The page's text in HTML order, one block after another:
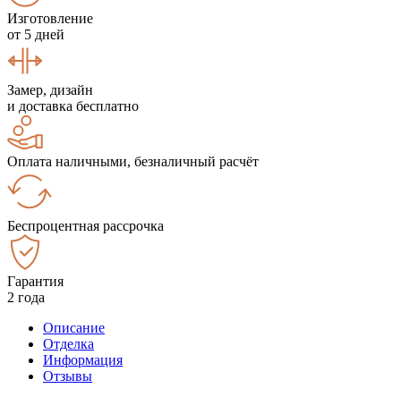
Изготовление
от 5 дней
Замер, дизайн
и доставка бесплатно
Оплата наличными, безналичный расчёт
Беспроцентная рассрочка
Гарантия
2 года
Описание
Отделка
Информация
Отзывы